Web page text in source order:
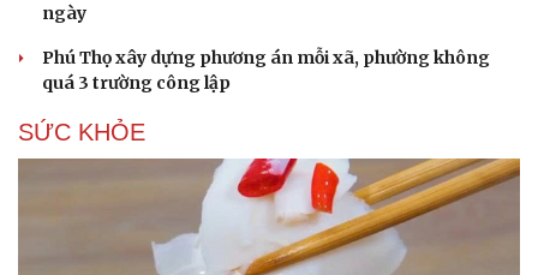
ngày
Phú Thọ xây dựng phương án mỗi xã, phường không
quá 3 trường công lập
SỨC KHỎE